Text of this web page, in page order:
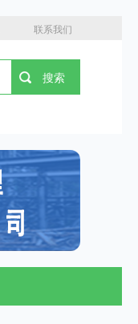
联系我们